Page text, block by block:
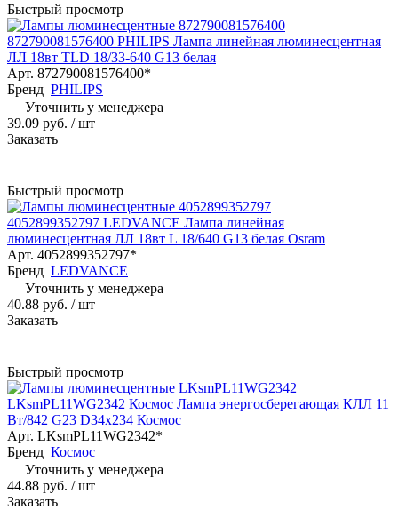
Быстрый просмотр
872790081576400 PHILIPS Лампа линейная люминесцентная
ЛЛ 18вт TLD 18/33-640 G13 белая
Арт. 872790081576400*
Бренд PHILIPS
Уточнить у менеджера
39.09 руб. / шт
Заказать
Быстрый просмотр
4052899352797 LEDVANCE Лампа линейная
люминесцентная ЛЛ 18вт L 18/640 G13 белая Osram
Арт. 4052899352797*
Бренд LEDVANCE
Уточнить у менеджера
40.88 руб. / шт
Заказать
Быстрый просмотр
LKsmPL11WG2342 Космос Лампа энергосберегающая КЛЛ 11
Вт/842 G23 D34x234 Космос
Арт. LKsmPL11WG2342*
Бренд Космос
Уточнить у менеджера
44.88 руб. / шт
Заказать